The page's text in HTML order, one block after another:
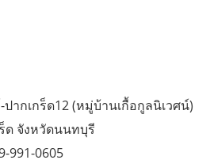
ากเกร็ด12 (หมู่บ้านเกื้อกูลนิเวศน์)
ด จังหวัดนนทบุรี
991-0605